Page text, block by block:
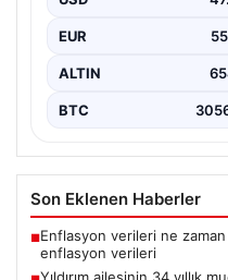
EUR
ALTIN
BTC
Son Eklenen Haberler
■Enflasyon verileri ne zaman
enflasyon verileri
Yıldırım ailesinin 34 yıllık